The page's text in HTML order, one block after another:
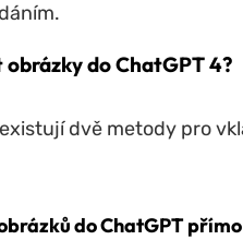
do ChatGPT 4?
dvě metody pro
do ChatGPT